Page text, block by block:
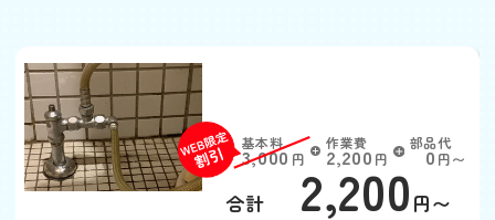
基本料
3,000 円 W
EB
限
定
作業費
2,200 円
部品代
0円〜
合計 2,200 円〜